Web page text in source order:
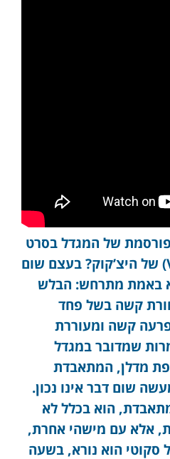
של המגדל בסרט
ורטיגו (Vertigo, 1958) של היצ’קוק? בעצם שום
באמת מתרחש: הבלש
קשה בשל פחד
קשה ומעוררת
שמדובר במגדל
מדלן, המתאבדת
שום דבר אינו נכון.
הוא בכלל לא
אלא עם מישהי אחרת,
סקוטי הוא נורא, בשעה